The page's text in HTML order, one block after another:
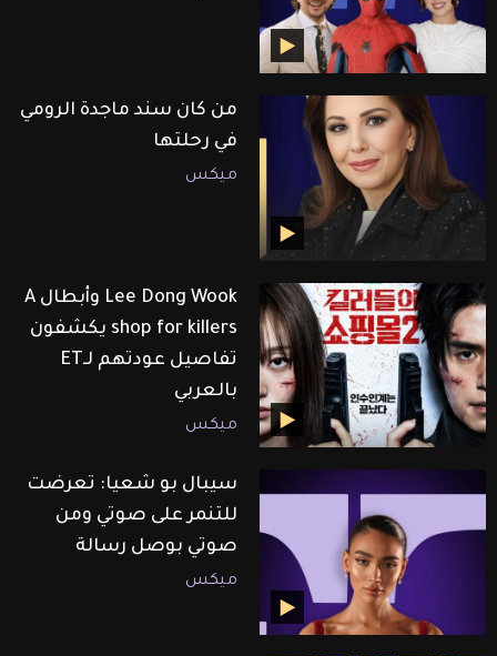
من كان سند ماجدة الرومي
في رحلتها
ميكس
Lee Dong Wook وأبطال A
shop for killers يكشفون
تفاصيل عودتهم لـET
بالعربي
ميكس
سيبال بو شعيا: تعرضت
للتنمر على صوتي ومن
صوتي بوصل رسالة
ميكس